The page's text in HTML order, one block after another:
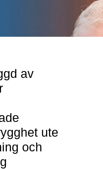
av
ute
och